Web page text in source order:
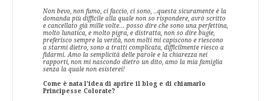
Non bevo, non fumo, ci faccio, ci sono, ...questa sicuramente è la
domanda più difficile alla quale non so rispondere, avrò scritto
e cancellato già mille volte... posso dire che sono una perfettina,
molto lunatica, e molto pigra, e distratta, non so dire bugie,
preferisco sempre la verità, non molti mi capiscono e riescono
a starmi dietro, sono a tratti complicata, difficilmente riesco a
fidarmi. Amo la semplicità delle parole e la chiarezza nei
rapporti, non mi nascondo dietro un dito, amo la mia famiglia
senza la quale non esisterei!
Come è nata l'idea di aprire il blog e di chiamarlo
Principesse Colorate?